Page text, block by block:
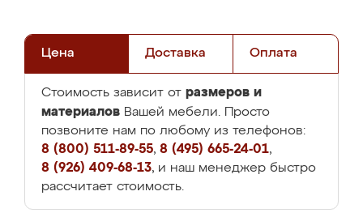
Цена Доставка Оплата
Стоимость зависит от размеров и
материалов Вашей мебели. Просто
позвоните нам по любому из телефонов:
8 (800) 511-89-55, 8 (495) 665-24-01,
8 (926) 409-68-13, и наш менеджер быстро
рассчитает стоимость.